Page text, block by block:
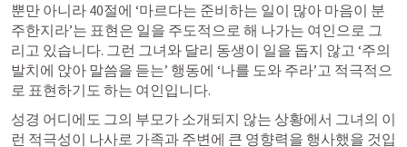
뿐만 아니라 40절에 ‘마르다는 준비하는 일이 많아 마음이 분
주한지라’는 표현은 일을 주도적으로 해 나가는 여인으로 그
리고 있습니다. 그런 그녀와 달리 동생이 일을 돕지 않고 ‘주의
발치에 앉아 말씀을 듣는’ 행동에 ‘나를 도와 주라’고 적극적으
로 표현하기도 하는 여인입니다.
성경 어디에도 그의 부모가 소개되지 않는 상황에서 그녀의 이
런 적극성이 나사로 가족과 주변에 큰 영향력을 행사했을 것입